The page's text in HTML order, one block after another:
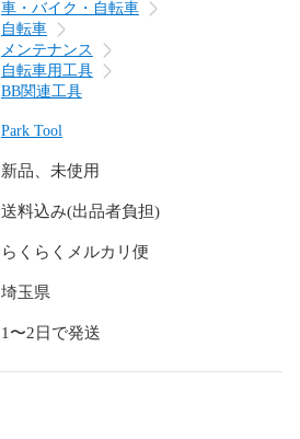
車・バイク・自転車
自転車
メンテナンス
自転車用工具
BB関連工具
Park Tool
新品、未使用
送料込み(出品者負担)
らくらくメルカリ便
埼玉県
1〜2日で発送